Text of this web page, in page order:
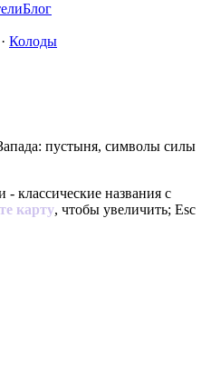
Блог
· Колоды
пустыня, символы силы
классические названия с
карту, чтобы увеличить; Esc